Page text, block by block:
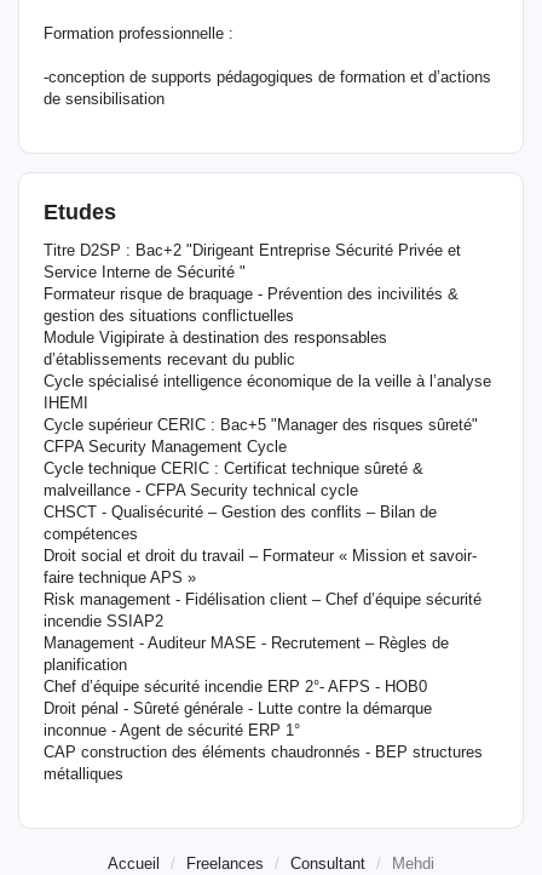
Formation professionnelle :
-conception de supports pédagogiques de formation et d’actions
de sensibilisation
Etudes
Titre D2SP : Bac+2 "Dirigeant Entreprise Sécurité Privée et
Service Interne de Sécurité "
Formateur risque de braquage - Prévention des incivilités &
gestion des situations conflictuelles
Module Vigipirate à destination des responsables
d’établissements recevant du public
Cycle spécialisé intelligence économique de la veille à l’analyse
IHEMI
Cycle supérieur CERIC : Bac+5 "Manager des risques sûreté"
CFPA Security Management Cycle
Cycle technique CERIC : Certificat technique sûreté &
malveillance - CFPA Security technical cycle
CHSCT - Qualisécurité – Gestion des conflits – Bilan de
compétences
Droit social et droit du travail – Formateur « Mission et savoir-
faire technique APS »
Risk management - Fidélisation client – Chef d’équipe sécurité
incendie SSIAP2
Management - Auditeur MASE - Recrutement – Règles de
planification
Chef d’équipe sécurité incendie ERP 2°- AFPS - HOB0
Droit pénal - Sûreté générale - Lutte contre la démarque
inconnue - Agent de sécurité ERP 1°
CAP construction des éléments chaudronnés - BEP structures
métalliques
Accueil Freelances Consultant Mehdi